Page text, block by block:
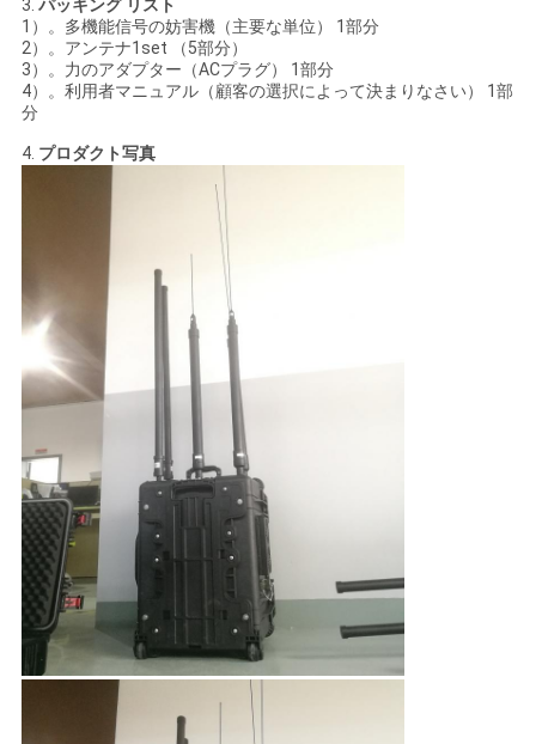
3. パッキング リスト
1）。多機能信号の妨害機（主要な単位） 1部分
2）。アンテナ1set （5部分）
3）。力のアダプター（ACプラグ） 1部分
4）。利用者マニュアル（顧客の選択によって決まりなさい） 1部
分
4. プロダクト写真